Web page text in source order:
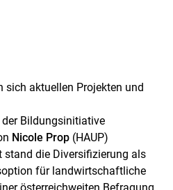
sich aktuellen Projekten und
der Bildungsinitiative
Nicole Prop(HAUP)
die Diversifizierung als
für landwirtschaftliche